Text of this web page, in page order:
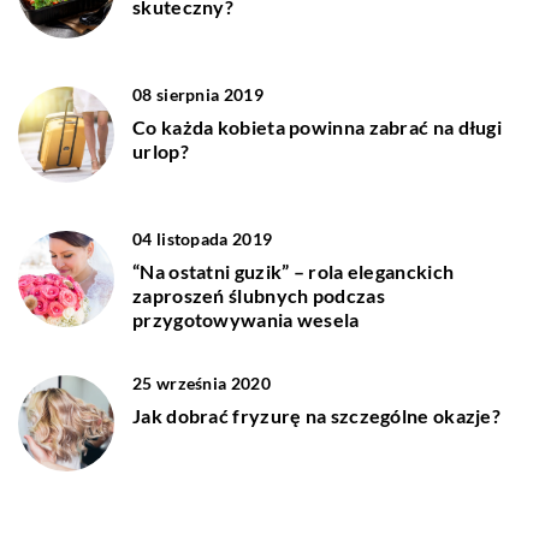
skuteczny?
08 sierpnia 2019
Co każda kobieta powinna zabrać na długi
urlop?
04 listopada 2019
“Na ostatni guzik” – rola eleganckich
zaproszeń ślubnych podczas
przygotowywania wesela
25 września 2020
Jak dobrać fryzurę na szczególne okazje?